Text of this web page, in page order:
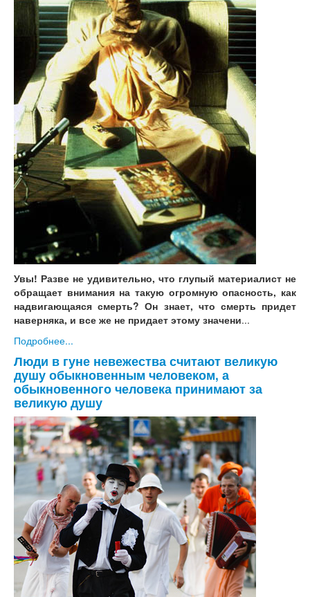
Увы! Разве не удивительно, что глупый материалист не
обращает внимания на такую огромную опасность, как
надвигающаяся смерть? Он знает, что смерть придет
наверняка, и все же не придает этому значени...
Подробнее...
Люди в гуне невежества считают великую
душу обыкновенным человеком, а
обыкновенного человека принимают за
великую душу